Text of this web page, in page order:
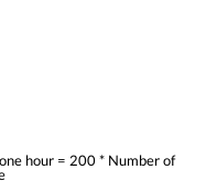
hour = 200 * Number of